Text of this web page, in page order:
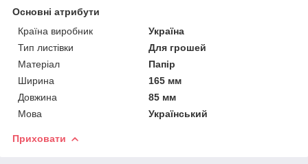
Основні атрибути
Країна виробник
Україна
Тип листівки
Для грошей
Матеріал
Папір
Ширина
165 мм
Довжина
85 мм
Мова
Український
Приховати